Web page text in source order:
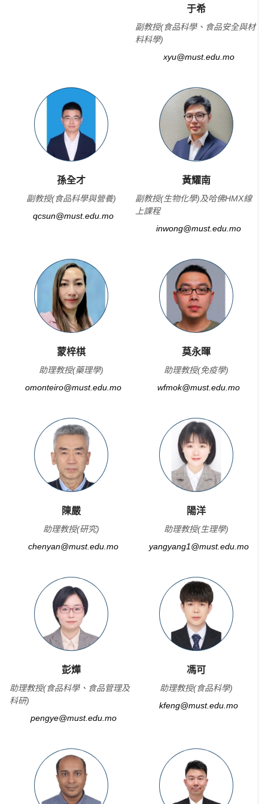
于希
副教授(食品科學、食品安全與材
料科學)
xyu@must.edu.mo
孫全才
副教授(食品科學與營養)
qcsun@must.edu.mo
黃耀南
副教授(生物化學)及哈佛HMX線
上課程
inwong@must.edu.mo
蒙梓棋
助理教授(藥理學)
omonteiro@must.edu.mo
莫永暉
助理教授(免疫學)
wfmok@must.edu.mo
陳嚴
助理教授(研究)
chenyan@must.edu.mo
陽洋
助理教授(生理學)
yangyang1@must.edu.mo
彭燁
助理教授(食品科學、食品管理及
科研)
pengye@must.edu.mo
馮可
助理教授(食品科學)
kfeng@must.edu.mo